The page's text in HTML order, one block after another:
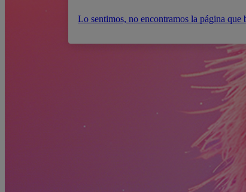
Lo sentimos, no encontramos la página que